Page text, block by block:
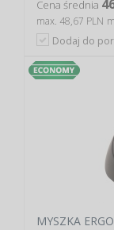
Cena średnia
max. 48,67 PLN
Dodaj do
MYSZKA